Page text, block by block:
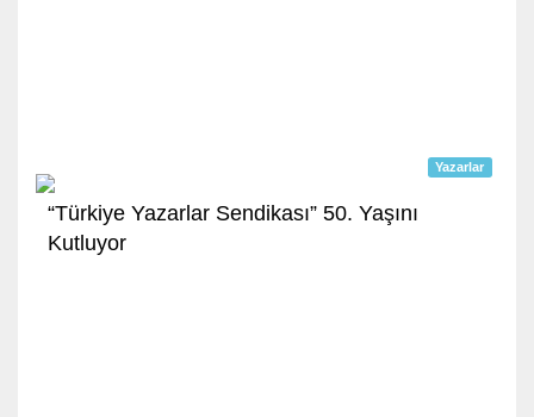
Yazarlar
“Türkiye Yazarlar Sendikası” 50. Yaşını
Kutluyor